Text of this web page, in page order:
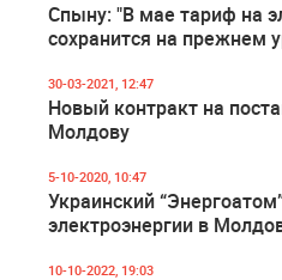
Спыну: "В мае тариф на
сохранится на прежнем
30-03-2021, 12:47
Новый контракт на
Молдову
5-10-2020, 10:47
Украинский
электроэнергии в
10-10-2022, 19:03